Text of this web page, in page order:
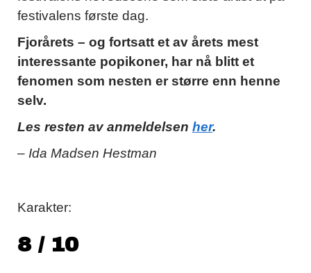
festivalens første dag.
Fjorårets – og fortsatt et av årets mest
interessante popikoner, har nå blitt et
fenomen som nesten er større enn henne
selv.
Les resten av anmeldelsen her.
– Ida Madsen Hestman
Karakter:
8 / 10